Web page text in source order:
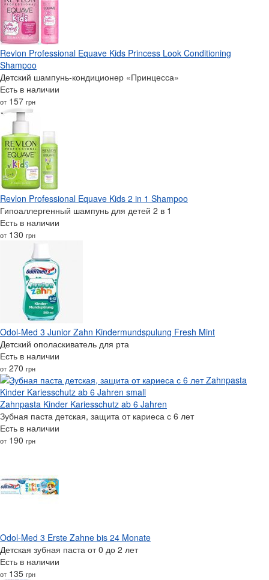
Revlon Professional Equave Kids Princess Look Conditioning
Shampoo
Детский шампунь-кондиционер «Принцесса»
Есть в наличии
от 157 грн
Revlon Professional Equave Kids 2 in 1 Shampoo
Гипоаллергенный шампунь для детей 2 в 1
Есть в наличии
от 130 грн
Odol-Med 3 Junior Zahn Kindermundspulung Fresh Mint
Детский ополаскиватель для рта
Есть в наличии
от 270 грн
Zahnpasta Kinder Kariesschutz ab 6 Jahren
Зубная паста детская, защита от кариеса с 6 лет
Есть в наличии
от 190 грн
Odol-Med 3 Erste Zahne bis 24 Monate
Детская зубная паста от 0 до 2 лет
Есть в наличии
от 135 грн